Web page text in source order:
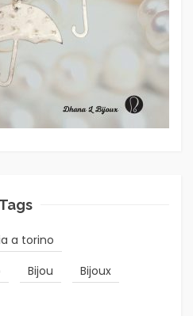
Tags
a torino
Bijou
Bijoux